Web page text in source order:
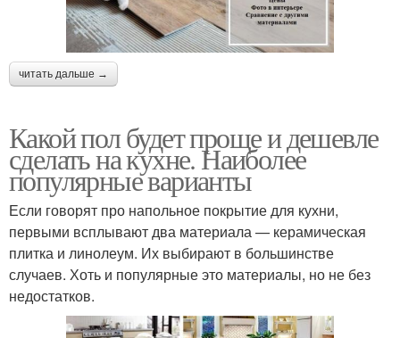
читать дальше →
Какой пол будет проще и дешевле
сделать на кухне. Наиболее
популярные варианты
Если говорят про напольное покрытие для кухни,
первыми всплывают два материала — керамическая
плитка и линолеум. Их выбирают в большинстве
случаев. Хоть и популярные это материалы, но не без
недостатков.